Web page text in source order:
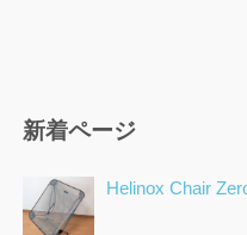
新着ページ
Helinox Chair